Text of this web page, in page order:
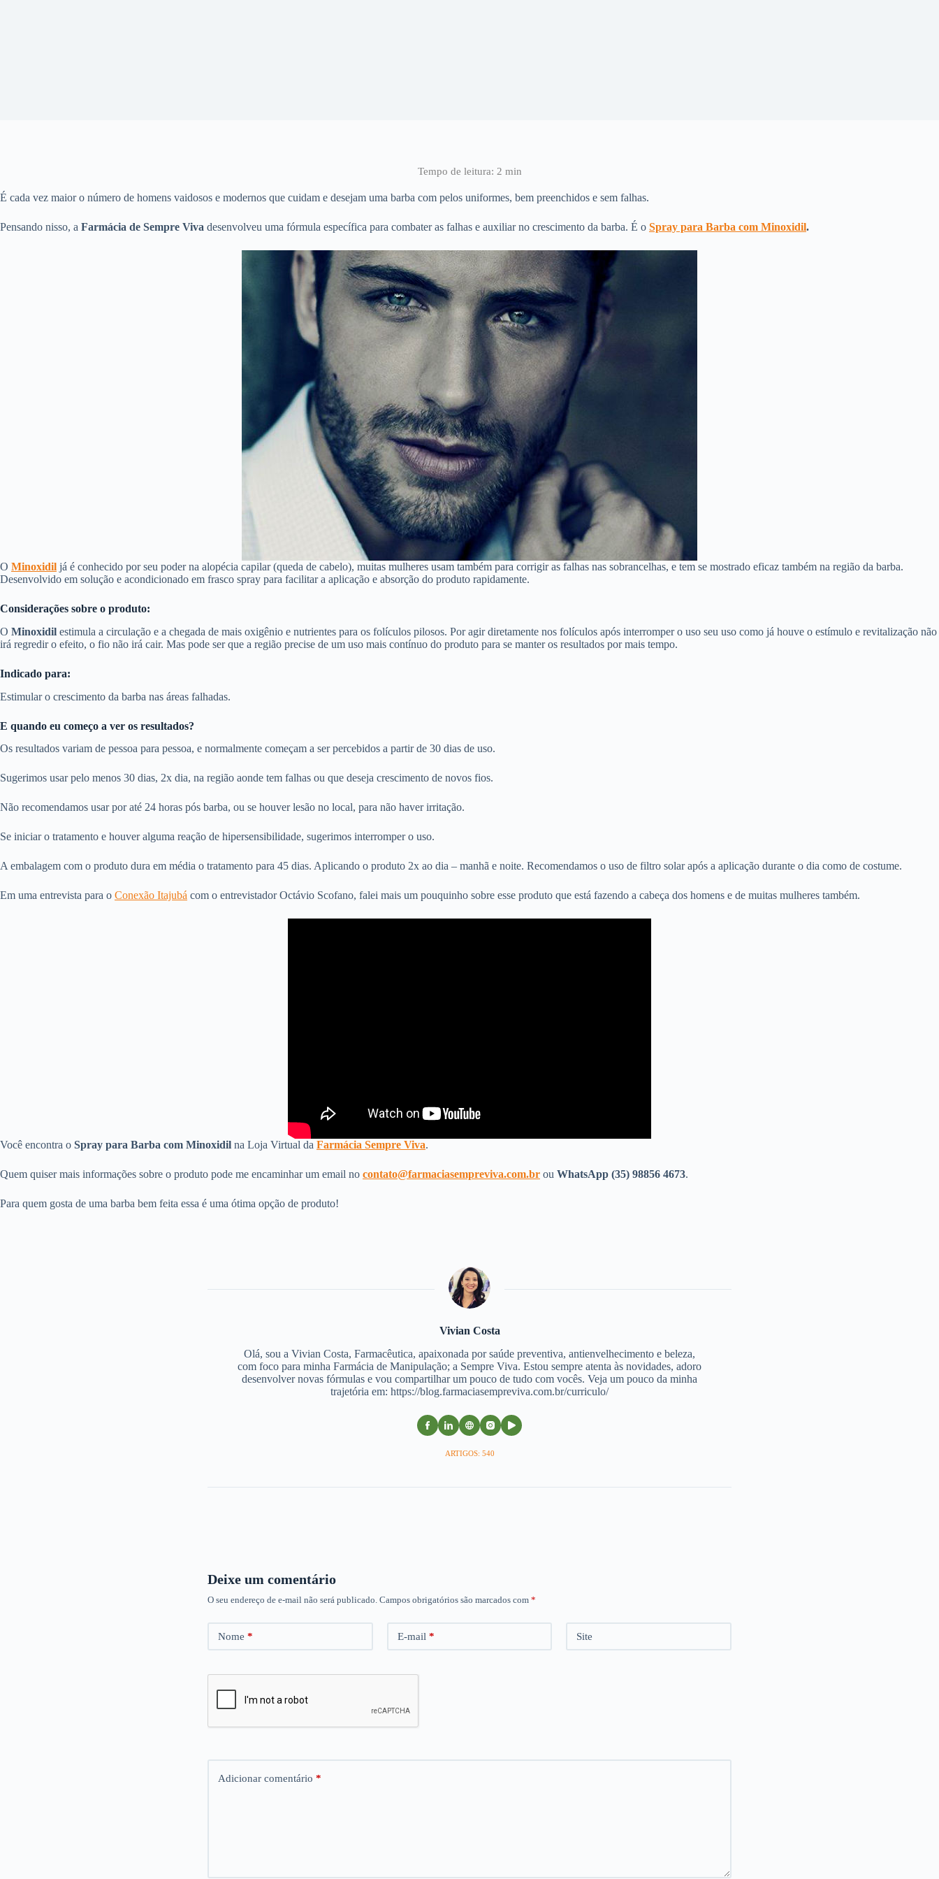
É cada vez maior o número de homens vaidosos e modernos que cuidam e desejam uma barba com pelos uniformes, bem preenchidos e sem falhas.
Pensando nisso, a Farmácia de Sempre Viva desenvolveu uma fórmula específica para combater as falhas e auxiliar no crescimento da barba. É o Spray para Barba com Minoxidil.
O Minoxidil já é conhecido por seu poder na alopécia capilar (queda de cabelo), muitas mulheres usam também para corrigir as falhas nas sobrancelhas, e tem se mostrado eficaz também na região da barba.
Desenvolvido em solução e acondicionado em frasco spray para facilitar a aplicação e absorção do produto rapidamente.
Considerações sobre o produto:
O Minoxidil estimula a circulação e a chegada de mais oxigênio e nutrientes para os folículos pilosos. Por agir diretamente nos folículos após interromper o uso seu uso como já houve o estímulo e revitalização não
irá regredir o efeito, o fio não irá cair. Mas pode ser que a região precise de um uso mais contínuo do produto para se manter os resultados por mais tempo.
Indicado para:
Estimular o crescimento da barba nas áreas falhadas.
E quando eu começo a ver os resultados?
Os resultados variam de pessoa para pessoa, e normalmente começam a ser percebidos a partir de 30 dias de uso.
Sugerimos usar pelo menos 30 dias, 2x dia, na região aonde tem falhas ou que deseja crescimento de novos fios.
Não recomendamos usar por até 24 horas pós barba, ou se houver lesão no local, para não haver irritação.
Se iniciar o tratamento e houver alguma reação de hipersensibilidade, sugerimos interromper o uso.
A embalagem com o produto dura em média o tratamento para 45 dias. Aplicando o produto 2x ao dia – manhã e noite. Recomendamos o uso de filtro solar após a aplicação durante o dia como de costume.
Em uma entrevista para o Conexão Itajubá com o entrevistador Octávio Scofano, falei mais um pouquinho sobre esse produto que está fazendo a cabeça dos homens e de muitas mulheres também.
Você encontra o Spray para Barba com Minoxidil na Loja Virtual da Farmácia Sempre Viva.
Quem quiser mais informações sobre o produto pode me encaminhar um email no contato@farmaciasempreviva.com.br ou WhatsApp (35) 98856 4673.
Para quem gosta de uma barba bem feita essa é uma ótima opção de produto!
Vivian Costa
Olá, sou a Vivian Costa, Farmacêutica, apaixonada por saúde preventiva, antienvelhecimento e beleza,
com foco para minha Farmácia de Manipulação; a Sempre Viva. Estou sempre atenta às novidades, adoro
desenvolver novas fórmulas e vou compartilhar um pouco de tudo com vocês. Veja um pouco da minha
trajetória em: https://blog.farmaciasempreviva.com.br/curriculo/
ARTIGOS: 540
Deixe um comentário
O seu endereço de e-mail não será publicado. Campos obrigatórios são marcados com *
Nome * E-mail * Site
Adicionar comentário *